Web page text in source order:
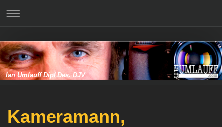
Ian Umlauff Dipl.Des. DJV
Kameramann,